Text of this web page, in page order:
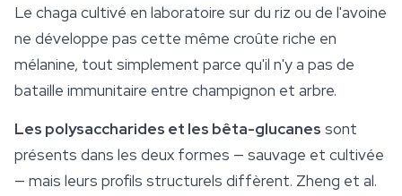
Le chaga cultivé en laboratoire sur du riz ou de l'avoine
ne développe pas cette même croûte riche en
mélanine, tout simplement parce qu'il n'y a pas de
bataille immunitaire entre champignon et arbre.
Les polysaccharides et les bêta-glucanes sont
présents dans les deux formes — sauvage et cultivée
— mais leurs profils structurels diffèrent. Zheng et al.